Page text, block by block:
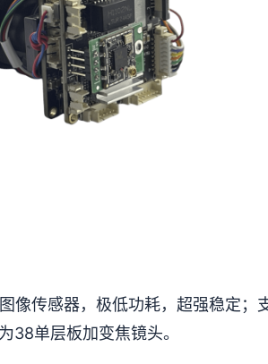
传感器，极低功耗，超强稳定；
38单层板加变焦镜头。